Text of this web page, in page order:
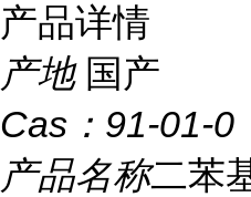
产品详情
产地 国产
Cas： 91-01-0
产品名称二苯